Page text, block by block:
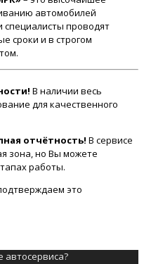
автомобилей
специалисты проводят
сроки и в строгом
В наличии весь
для качественного
отчётность! В сервисе
зона, но Вы можете
работы.
это
автосервиса?